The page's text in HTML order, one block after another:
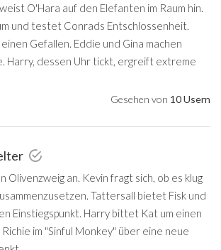
O'Hara auf den Elefanten im Raum hin.
und testet Conrads Entschlossenheit.
Gefallen. Eddie und Gina machen
Harry, dessen Uhr tickt, ergreift extreme
Gesehen von 10 Usern
Olivenzweig an. Kevin fragt sich, ob es klug
Tattersall bietet Fisk und
Einstiegspunkt. Harry bittet Kat um einen
im "Sinful Monkey" über eine neue